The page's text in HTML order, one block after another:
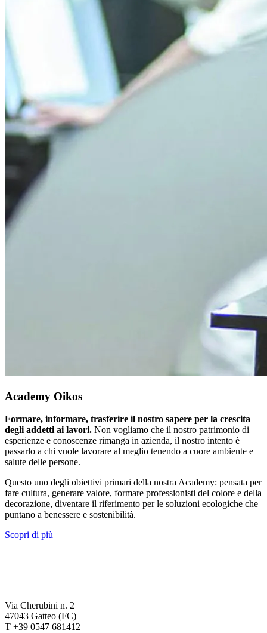
Academy Oikos
Formare, informare, trasferire il nostro sapere per la crescita
degli addetti ai lavori. Non vogliamo che il nostro patrimonio di
esperienze e conoscenze rimanga in azienda, il nostro intento è
passarlo a chi vuole lavorare al meglio tenendo a cuore ambiente e
salute delle persone.
Questo uno degli obiettivi primari della nostra Academy: pensata per
fare cultura, generare valore, formare professionisti del colore e della
decorazione, diventare il riferimento per le soluzioni ecologiche che
puntano a benessere e sostenibilità.
Scopri di più
Via Cherubini n. 2
47043 Gatteo (FC)
T +39 0547 681412